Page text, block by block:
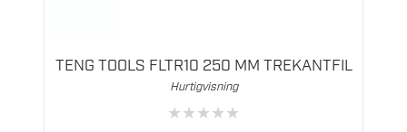
TENG TOOLS FLTR10 250 MM TREKANTFIL
Hurtigvisning
★★★★★